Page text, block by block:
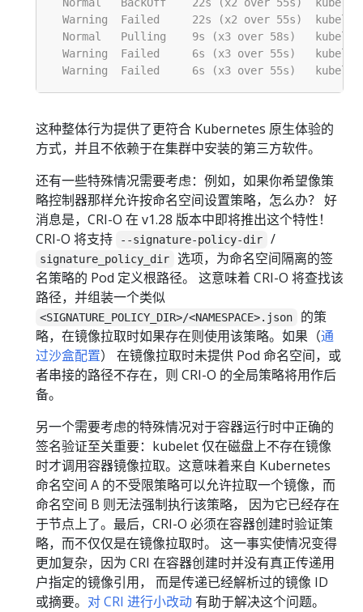
这种整体行为提供了更符合 Kubernetes 原生体验的
方式，并且不依赖于在集群中安装的第三方软件。
还有一些特殊情况需要考虑：例如，如果你希望像策
略控制器那样允许按命名空间设置策略，怎么办？ 好
消息是，CRI-O 在 v1.28 版本中即将推出这个特性！
CRI-O 将支持
--signature-policy-dir /
signature_policy_dir
选项，为命名空间隔离的签
名策略的 Pod 定义根路径。 这意味着 CRI-O 将查找该
路径，并组装一个类似
<SIGNATURE_POLICY_DIR>/<NAMESPACE>.json
的策
略，在镜像拉取时如果存在则使用该策略。如果（通
过沙盒配置） 在镜像拉取时未提供 Pod 命名空间，或
者串接的路径不存在，则 CRI-O 的全局策略将用作后
备。
另一个需要考虑的特殊情况对于容器运行时中正确的
签名验证至关重要：kubelet 仅在磁盘上不存在镜像
时才调用容器镜像拉取。这意味着来自 Kubernetes
命名空间 A 的不受限策略可以允许拉取一个镜像，而
命名空间 B 则无法强制执行该策略， 因为它已经存在
于节点上了。最后，CRI-O 必须在容器创建时验证策
略，而不仅仅是在镜像拉取时。 这一事实使情况变得
更加复杂，因为 CRI 在容器创建时并没有真正传递用
户指定的镜像引用， 而是传递已经解析过的镜像 ID
或摘要。 对 CRI 进行小改动有助于解决这个问题。